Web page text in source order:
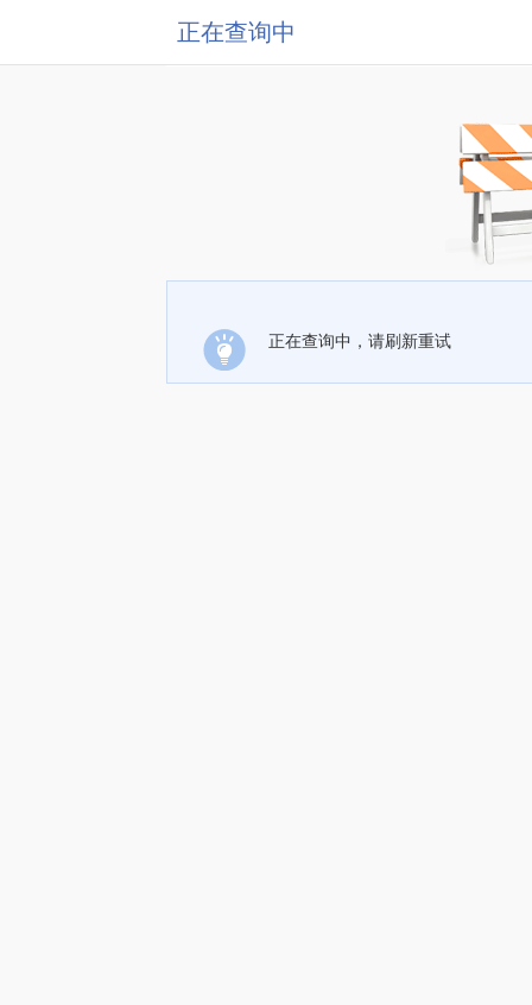
正在查询中
正在查询中，请刷新重试